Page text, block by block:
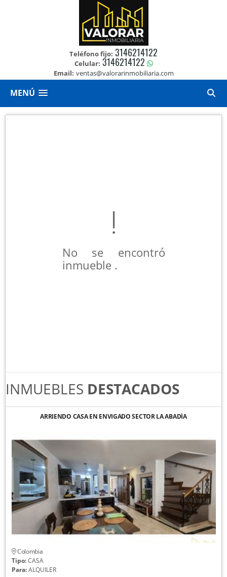
Teléfono fijo: 3146214122
Celular: 3146214122
Email: ventas@valorarinmobiliaria.com
MENÚ
No se encontró
inmueble .
INMUEBLES DESTACADOS
ARRIENDO CASA EN ENVIGADO SECTOR LA ABADÍA
Colombia
Tipo:CASA
Para:ALQUILER